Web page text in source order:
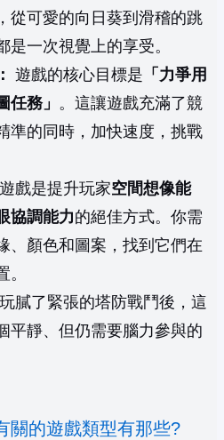
從可愛的向日葵到滑稽的跳
是一次視覺上的享受。
遊戲的核心目標是 「力爭用
任務」 。這讓遊戲充滿了競
準的同時，加快速度，挑戰
戲是提升玩家空間想像能
協調能力的絕佳方式。你需
、顏色和圖案，找到它們在
膩了緊張的塔防戰鬥後，這
平靜、但仍需要腦力參與的
關的遊戲類型有那些?